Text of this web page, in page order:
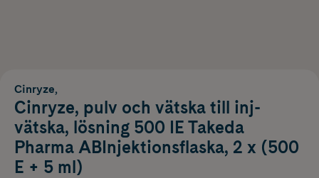
Cinryze,
Cinryze, pulv och vätska till inj-
vätska, lösning 500 IE Takeda
Pharma ABInjektionsflaska, 2 x (500
E + 5 ml)